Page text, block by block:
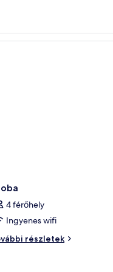
4 férőhely
Ingyenes wifi
részletek